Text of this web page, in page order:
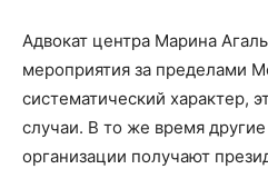
Адвокат центра Марина
мероприятия за пределами
систематический характер,
случаи. В то же время
организации получают